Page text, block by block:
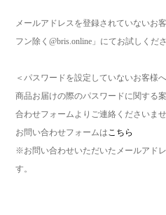
メールアドレスを登録されていないお
フン除く@bris.online」にてお試しくださ
＜パスワードを設定していないお客様
商品お届けの際のパスワードに関する
合わせフォームよりご連絡くださいませ
お問い合わせフォームはこちら
※お問い合わせいただいたメールアド
す。